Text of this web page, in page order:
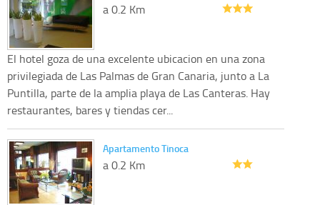
a 0.2 Km
El hotel goza de una excelente ubicacion en una zona
privilegiada de Las Palmas de Gran Canaria, junto a La
Puntilla, parte de la amplia playa de Las Canteras. Hay
restaurantes, bares y tiendas cer...
Apartamento Tinoca
a 0.2 Km